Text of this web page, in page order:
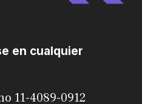
en cualquier
11-4089-0912